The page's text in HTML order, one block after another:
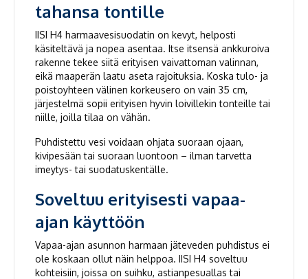
tahansa tontille
IISI H4 harmaavesisuodatin on kevyt, helposti
käsiteltävä ja nopea asentaa. Itse itsensä ankkuroiva
rakenne tekee siitä erityisen vaivattoman valinnan,
eikä maaperän laatu aseta rajoituksia. Koska tulo- ja
poistoyhteen välinen korkeusero on vain 35 cm,
järjestelmä sopii erityisen hyvin loivillekin tonteille tai
niille, joilla tilaa on vähän.
Puhdistettu vesi voidaan ohjata suoraan ojaan,
kivipesään tai suoraan luontoon – ilman tarvetta
imeytys- tai suodatuskentälle.
Soveltuu erityisesti vapaa-
ajan käyttöön
Vapaa-ajan asunnon harmaan jäteveden puhdistus ei
ole koskaan ollut näin helppoa. IISI H4 soveltuu
kohteisiin, joissa on suihku, astianpesuallas tai